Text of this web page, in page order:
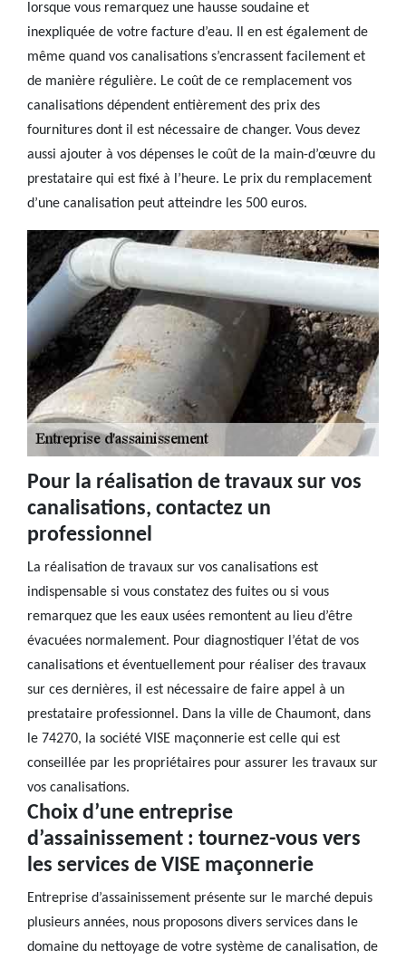
lorsque vous remarquez une hausse soudaine et
inexpliquée de votre facture d’eau. Il en est également de
même quand vos canalisations s’encrassent facilement et
de manière régulière. Le coût de ce remplacement vos
canalisations dépendent entièrement des prix des
fournitures dont il est nécessaire de changer. Vous devez
aussi ajouter à vos dépenses le coût de la main-d’œuvre du
prestataire qui est fixé à l’heure. Le prix du remplacement
d’une canalisation peut atteindre les 500 euros.
Pour la réalisation de travaux sur vos
canalisations, contactez un
professionnel
La réalisation de travaux sur vos canalisations est
indispensable si vous constatez des fuites ou si vous
remarquez que les eaux usées remontent au lieu d’être
évacuées normalement. Pour diagnostiquer l’état de vos
canalisations et éventuellement pour réaliser des travaux
sur ces dernières, il est nécessaire de faire appel à un
prestataire professionnel. Dans la ville de Chaumont, dans
le 74270, la société VISE maçonnerie est celle qui est
conseillée par les propriétaires pour assurer les travaux sur
vos canalisations.
Choix d’une entreprise
d’assainissement : tournez-vous vers
les services de VISE maçonnerie
Entreprise d’assainissement présente sur le marché depuis
plusieurs années, nous proposons divers services dans le
domaine du nettoyage de votre système de canalisation, de